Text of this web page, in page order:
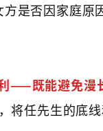
是否因家庭原
——既能避免漫
将任先生的底